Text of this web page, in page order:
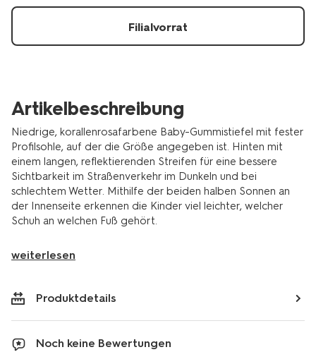
Filialvorrat
Artikelbeschreibung
Niedrige, korallenrosafarbene Baby-Gummistiefel mit fester
Profilsohle, auf der die Größe angegeben ist. Hinten mit
einem langen, reflektierenden Streifen für eine bessere
Sichtbarkeit im Straßenverkehr im Dunkeln und bei
schlechtem Wetter. Mithilfe der beiden halben Sonnen an
der Innenseite erkennen die Kinder viel leichter, welcher
Schuh an welchen Fuß gehört.
weiterlesen
Produktdetails
Noch keine Bewertungen